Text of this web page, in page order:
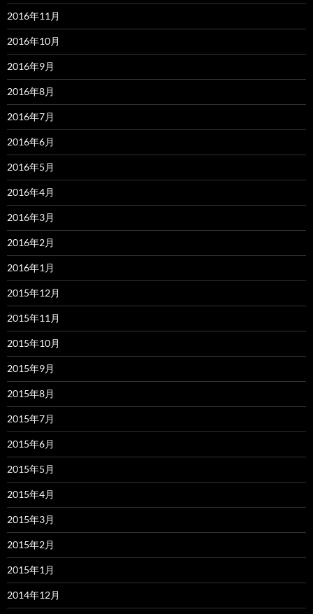
2016年11月
2016年10月
2016年9月
2016年8月
2016年7月
2016年6月
2016年5月
2016年4月
2016年3月
2016年2月
2016年1月
2015年12月
2015年11月
2015年10月
2015年9月
2015年8月
2015年7月
2015年6月
2015年5月
2015年4月
2015年3月
2015年2月
2015年1月
2014年12月